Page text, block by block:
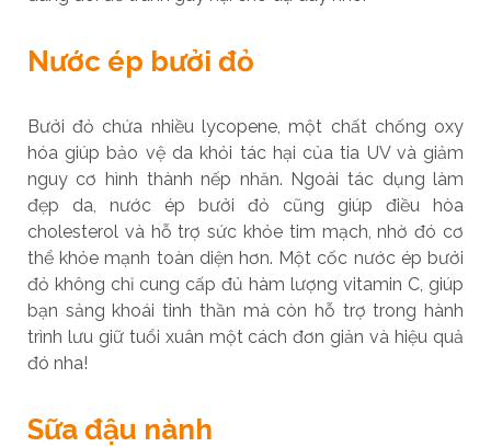
Nước ép bưởi đỏ
Bưởi đỏ chứa nhiều lycopene, một chất chống oxy
hóa giúp bảo vệ da khỏi tác hại của tia UV và giảm
nguy cơ hình thành nếp nhăn. Ngoài tác dụng làm
đẹp da, nước ép bưởi đỏ cũng giúp điều hòa
cholesterol và hỗ trợ sức khỏe tim mạch, nhờ đó cơ
thể khỏe mạnh toàn diện hơn. Một cốc nước ép bưởi
đỏ không chỉ cung cấp đủ hàm lượng vitamin C, giúp
bạn sảng khoái tinh thần mà còn hỗ trợ trong hành
trình lưu giữ tuổi xuân một cách đơn giản và hiệu quả
đó nha!
Sữa đậu nành